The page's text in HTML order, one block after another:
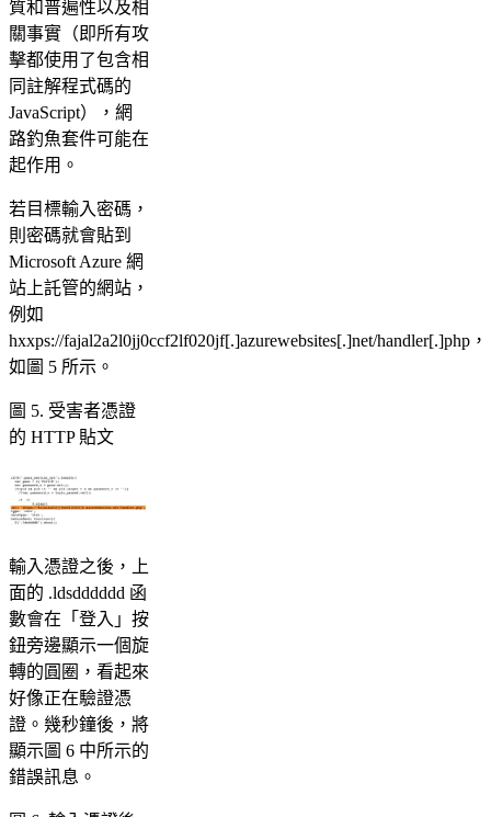
質和普遍性以及相
關事實（即所有攻
擊都使用了包含相
同註解程式碼的
JavaScript），網
路釣魚套件可能在
起作用。
若目標輸入密碼，
則密碼就會貼到
Microsoft Azure 網
站上託管的網站，
例如
hxxps://fajal2a2l0jj0ccf2lf020jf[.]azurewebsites[.]net/handler[.]php，
如圖 5 所示。
圖 5. 受害者憑證
的 HTTP 貼文
輸入憑證之後，上
面的 .ldsdddddd 函
數會在「登入」按
鈕旁邊顯示一個旋
轉的圓圈，看起來
好像正在驗證憑
證。幾秒鐘後，將
顯示圖 6 中所示的
錯誤訊息。